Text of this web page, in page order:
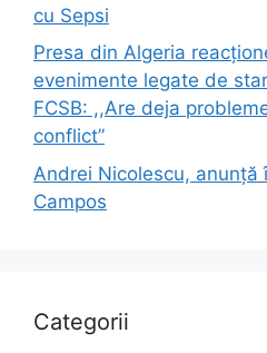
cu Sepsi
Presa din Algeria
evenimente legate de
FCSB: ,,Are deja
conflict”
Andrei Nicolescu, anunță
Campos
Categorii